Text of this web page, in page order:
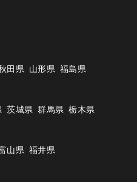
田県 山形県 福島県
茨城県 群馬県 栃木県
山県 福井県